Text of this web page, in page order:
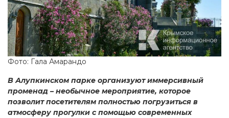
Фото: Гала Амарандо
В Алупкинском парке организуют иммерсивный
променад – необычное мероприятие, которое
позволит посетителям полностью погрузиться в
атмосферу прогулки с помощью современных